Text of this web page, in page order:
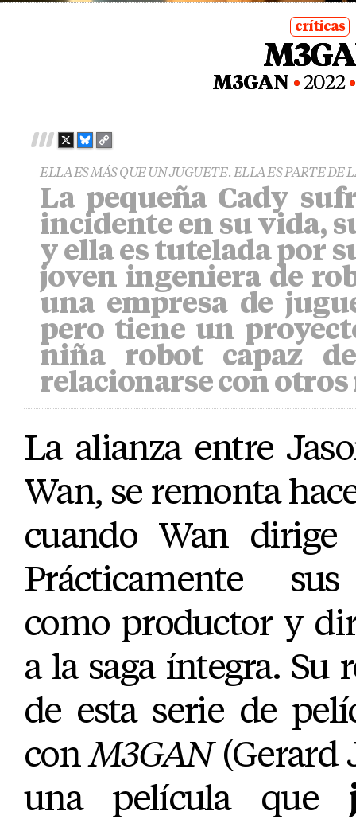
posted
in
críticas
M3GAN 2022
X
B
U
S
K
Y
C
P
L
N
K
ELLA ES MÁS QUE UN JUGUETE. ELLA ES PARTE DE
La pequeña Cady
incidente en su vida,
y ella es tutelada por
joven ingeniera de
una empresa de
pero tiene un
niña robot capaz
relacionarse con
La alianza entre
Wan, se remonta
cuando Wan
Prácticamente
como productor y
a la saga íntegra. Su
de esta serie de
conM3GAN(Gerard
una película que